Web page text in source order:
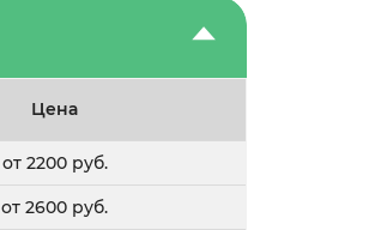
Цена
от 2200 руб.
от 2600 руб.